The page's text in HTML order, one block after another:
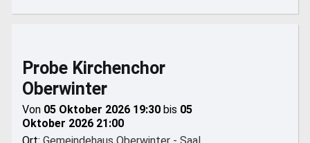
Probe Kirchenchor
Oberwinter
Von 05 Oktober 2026 19:30 bis 05
Oktober 2026 21:00